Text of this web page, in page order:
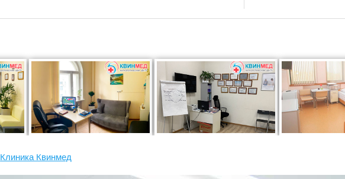
Клиника Квинмед